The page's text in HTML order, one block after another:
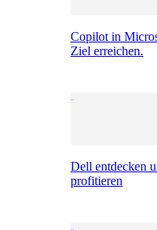
Copilot in
Ziel erreichen.
Dell entdecken
profitieren